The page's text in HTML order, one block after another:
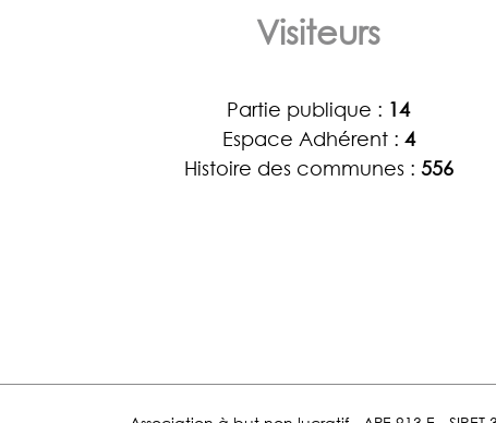
Visiteurs
Partie publique : 14
Espace Adhérent : 4
Histoire des communes : 556